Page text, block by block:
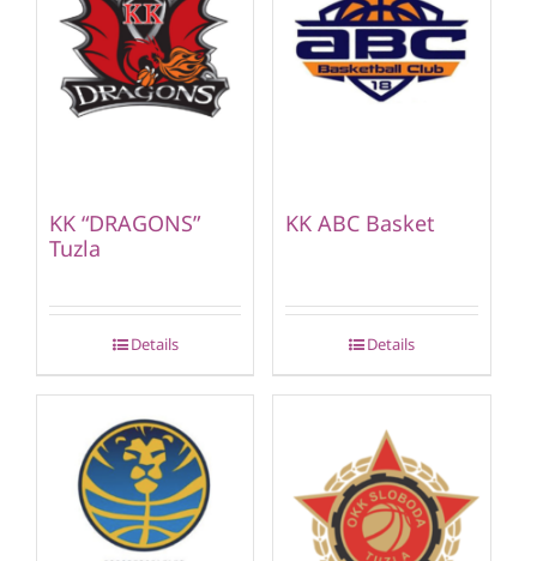
KK “DRAGONS”
Tuzla
Details
KK ABC Basket
Details